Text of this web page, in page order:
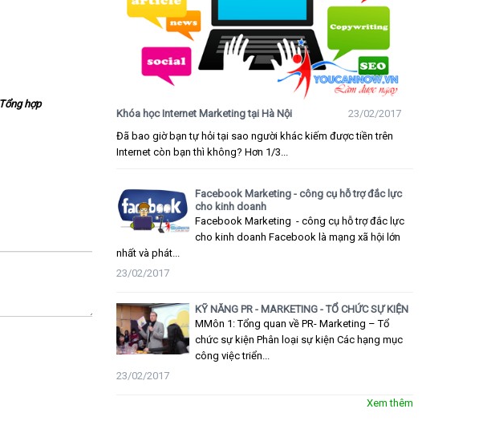
Tổng hợp
Khóa học Internet Marketing tại Hà Nội
23/02/2017
Đã bao giờ bạn tự hỏi tại sao người khác kiếm được tiền trên
Internet còn bạn thì không? Hơn 1/3...
Facebook Marketing - công cụ hỗ trợ đắc lực
cho kinh doanh
Facebook Marketing - công cụ hỗ trợ đắc lực
cho kinh doanh Facebook là mạng xã hội lớn
nhất và phát...
23/02/2017
KỸ NĂNG PR - MARKETING - TỔ CHỨC SỰ KIỆN
MMôn 1: Tổng quan về PR- Marketing – Tổ
chức sự kiện Phân loại sự kiện Các hạng mục
công việc triển...
23/02/2017
Xem thêm